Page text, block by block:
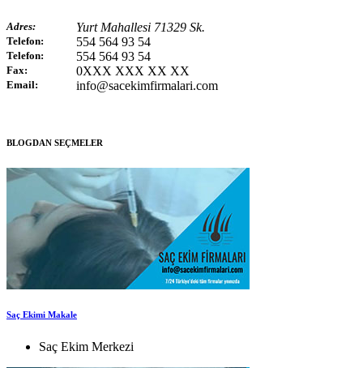
Adres: Yurt Mahallesi 71329 Sk.
Telefon: 554 564 93 54
Telefon: 554 564 93 54
Fax: 0XXX XXX XX XX
Email: info@sacekimfirmalari.com
BLOGDAN SEÇMELER
Saç Ekimi Makale
Saç Ekim Merkezi